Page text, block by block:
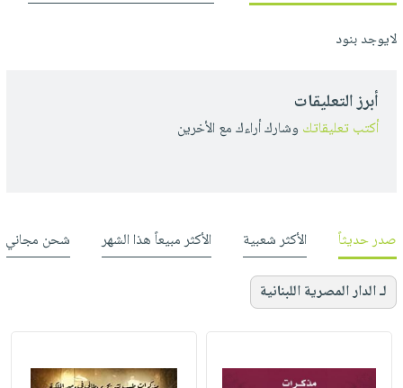
لايوجد بنود
أبرز التعليقات
أكتب تعليقاتك وشارك أراءك مع الأخرين
صدر حديثاً الأكثر شعبية الأكثر مبيعاً هذا الشهر شحن مجاني
لـ الدار المصرية اللبنانية